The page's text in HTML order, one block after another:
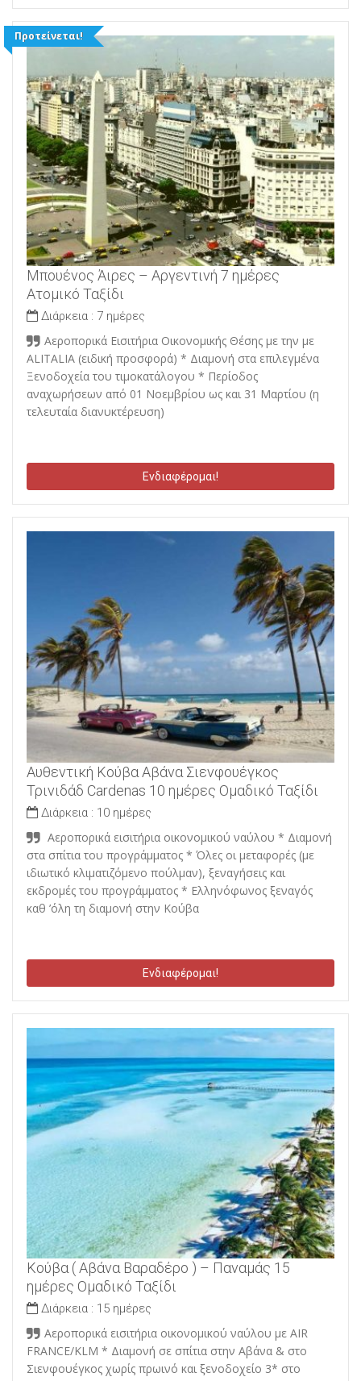
Προτείνεται!
Μπουένος Άιρες – Αργεντινή 7 ημέρες
Ατομικό Ταξίδι
Διάρκεια : 7 ημέρες
Αεροπορικά Εισιτήρια Οικονομικής Θέσης με την με
ALITALIA (ειδική προσφορά) * Διαμονή στα επιλεγμένα
Ξενοδοχεία του τιμοκατάλογου * Περίοδος
αναχωρήσεων από 01 Νοεμβρίου ως και 31 Μαρτίου (η
τελευταία διανυκτέρευση)
Ενδιαφέρομαι!
Αυθεντική Κούβα Αβάνα Σιενφουέγκος
Τρινιδάδ Cardenas 10 ημέρες Ομαδικό Ταξίδι
Διάρκεια : 10 ημέρες
Αεροπορικά εισιτήρια οικονομικού ναύλου * Διαμονή
στα σπίτια του προγράμματος * Όλες οι μεταφορές (με
ιδιωτικό κλιματιζόμενο πούλμαν), ξεναγήσεις και
εκδρομές του προγράμματος * Ελληνόφωνος ξεναγός
καθ ’όλη τη διαμονή στην Κούβα
Ενδιαφέρομαι!
Κούβα ( Αβάνα Βαραδέρο ) – Παναμάς 15
ημέρες Ομαδικό Ταξίδι
Διάρκεια : 15 ημέρες
Αεροπορικά εισιτήρια οικονομικού ναύλου με AIR
FRANCE/KLM * Διαμονή σε σπίτια στην Αβάνα & στο
Σιενφουέγκος χωρίς πρωινό και ξενοδοχείο 3* στο